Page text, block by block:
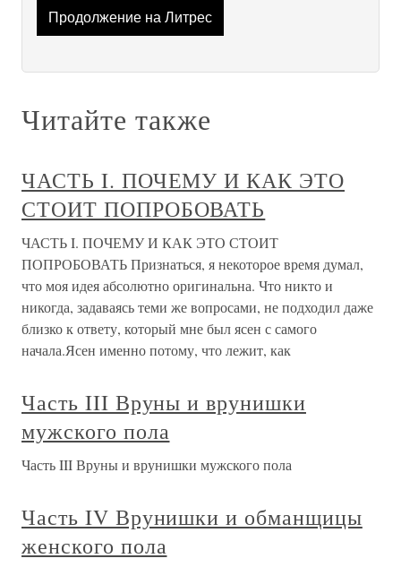
Продолжение на Литрес
Читайте также
ЧАСТЬ I. ПОЧЕМУ И КАК ЭТО
СТОИТ ПОПРОБОВАТЬ
ЧАСТЬ I. ПОЧЕМУ И КАК ЭТО СТОИТ
ПОПРОБОВАТЬ Признаться, я некоторое время думал,
что моя идея абсолютно оригинальна. Что никто и
никогда, задаваясь теми же вопросами, не подходил даже
близко к ответу, который мне был ясен с самого
начала.Ясен именно потому, что лежит, как
Часть III Вруны и врунишки
мужского пола
Часть III Вруны и врунишки мужского пола
Часть IV Врунишки и обманщицы
женского пола